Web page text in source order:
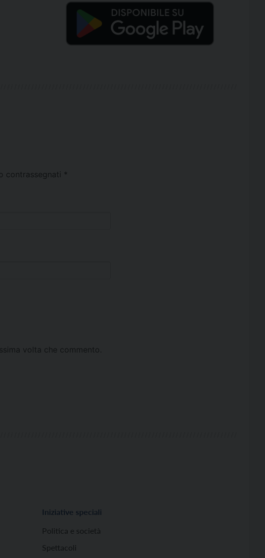
contrassegnati *
volta che commento.
Iniziative speciali
Politica e società
Spettacoli